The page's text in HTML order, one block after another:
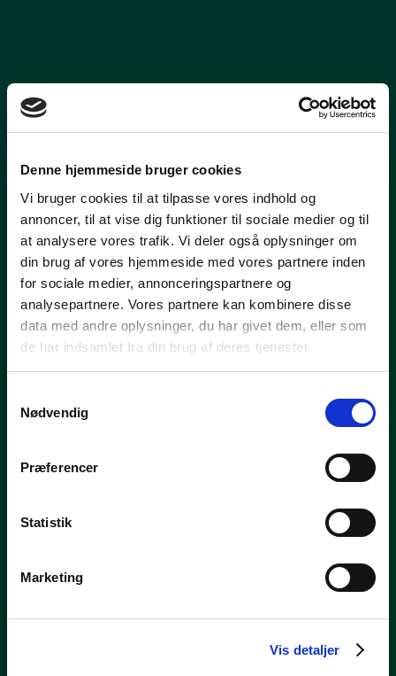
Denne hjemmeside bruger cookies
Vi bruger cookies til at tilpasse vores indhold og
annoncer, til at vise dig funktioner til sociale medier og til
at analysere vores trafik. Vi deler også oplysninger om
din brug af vores hjemmeside med vores partnere inden
for sociale medier, annonceringspartnere og
analysepartnere. Vores partnere kan kombinere disse
data med andre oplysninger, du har givet dem, eller som
de har indsamlet fra din brug af deres tjenester.
Nødvendig
Præferencer
Statistik
Marketing
Vis detaljer
Organisk platte – lyserød med rød, rosa og sort splash og